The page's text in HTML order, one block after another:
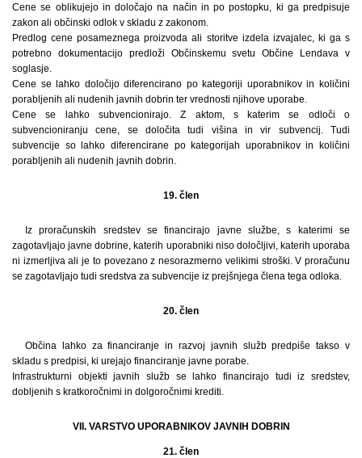
Cene se oblikujejo in določajo na način in po postopku, ki ga predpisuje
zakon ali občinski odlok v skladu z zakonom.
Predlog cene posameznega proizvoda ali storitve izdela izvajalec, ki ga s
potrebno dokumentacijo predloži Občinskemu svetu Občine Lendava v
soglasje.
Cene se lahko določijo diferencirano po kategoriji uporabnikov in količini
porabljenih ali nudenih javnih dobrin ter vrednosti njihove uporabe.
Cene se lahko subvencionirajo. Z aktom, s katerim se odloči o
subvencioniranju cene, se določita tudi višina in vir subvencij. Tudi
subvencije so lahko diferencirane po kategorijah uporabnikov in količini
porabljenih ali nudenih javnih dobrin.
19. člen
Iz proračunskih sredstev se financirajo javne službe, s katerimi se
zagotavljajo javne dobrine, katerih uporabniki niso določljivi, katerih uporaba
ni izmerljiva ali je to povezano z nesorazmerno velikimi stroški. V proračunu
se zagotavljajo tudi sredstva za subvencije iz prejšnjega člena tega odloka.
20. člen
Občina lahko za financiranje in razvoj javnih služb predpiše takso v
skladu s predpisi, ki urejajo financiranje javne porabe.
Infrastrukturni objekti javnih služb se lahko financirajo tudi iz sredstev,
dobljenih s kratkoročnimi in dolgoročnimi krediti.
VII. VARSTVO UPORABNIKOV JAVNIH DOBRIN
21. člen